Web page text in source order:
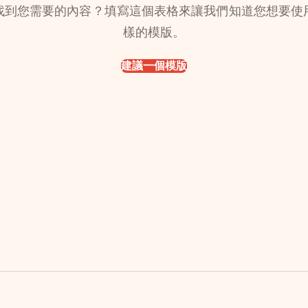
到您需要的內容？填寫這個表格來讓我們知道您想要使
樣的模版。
建議一個模版